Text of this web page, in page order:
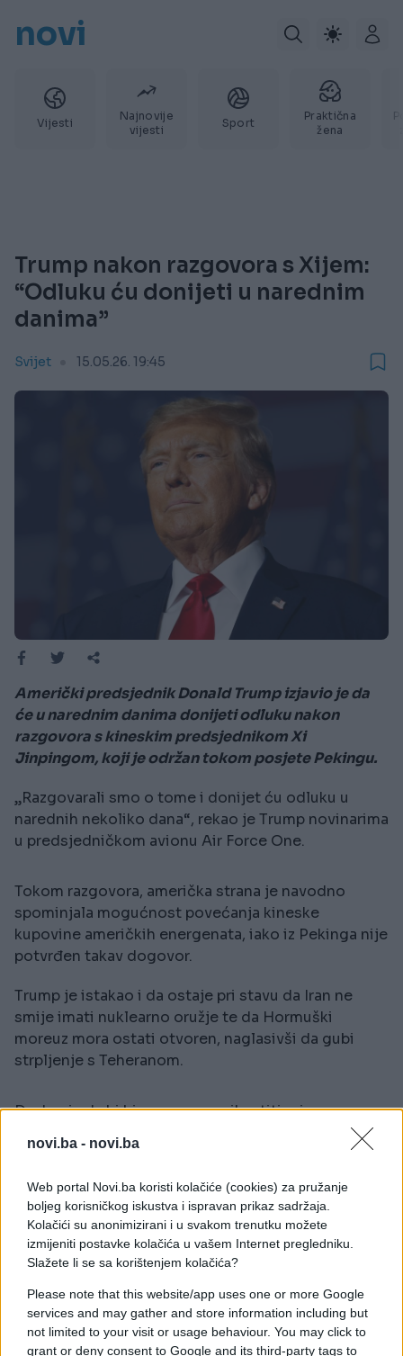
novi.ba - novi.ba
Web portal Novi.ba koristi kolačiće (cookies) za pružanje
boljeg korisničkog iskustva i ispravan prikaz sadržaja.
Kolačići su anonimizirani i u svakom trenutku možete
izmijeniti postavke kolačića u vašem Internet pregledniku.
Slažete li se sa korištenjem kolačića?
Please note that this website/app uses one or more Google
services and may gather and store information including but
not limited to your visit or usage behaviour. You may click to
grant or deny consent to Google and its third-party tags to
novi
Vijesti
Najnovije
vijesti
Sport
Praktična
žena
Trump nakon razgovora s Xijem:
“Odluku ću donijeti u narednim
danima”
Svijet 15.05.26. 19:45
Američki predsjednik Donald Trump izjavio je da
će u narednim danima donijeti odluku nakon
razgovora s kineskim predsjednikom Xi
Jinpingom, koji je održan tokom posjete Pekingu.
„Razgovarali smo o tome i donijet ću odluku u
narednih nekoliko dana“, rekao je Trump novinarima
u predsjedničkom avionu Air Force One.
Tokom razgovora, američka strana je navodno
spominjala mogućnost povećanja kineske
kupovine američkih energenata, iako iz Pekinga nije
potvrđen takav dogovor.
Trump je istakao i da ostaje pri stavu da Iran ne
smije imati nuklearno oružje te da Hormuški
moreuz mora ostati otvoren, naglasivši da gubi
strpljenje s Teheranom.
Dodao je da bi bio spreman prihvatiti privremeno
period od 20 godina, ali samo uz, kako je naveo,
Iz kineskog ministarstva vanjskih poslova poručeno
je da je sukob između SAD-a i Izraela s Iranom
„nepotreban i bez razloga za nastavak“, uz poziv na